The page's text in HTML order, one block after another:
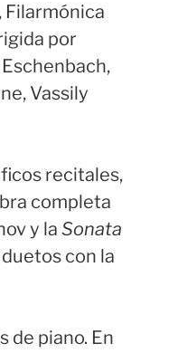
Filarmónica
por
Vassily
recitales,
completa
y la Sonata
con la
de piano. En